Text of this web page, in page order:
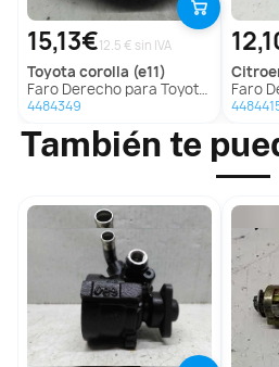
15,13€12.5 € sin IVA
toyota corolla (e11)
Faro Derecho para Toyota Corolla (E11)
4484349
Faro
También te